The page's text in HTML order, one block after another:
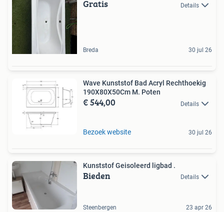
Gratis Details
Breda 30 jul 26
Wave Kunststof Bad Acryl Rechthoekig
190X80X50Cm M. Poten
€ 544,00 Details
Bezoek website 30 jul 26
Kunststof Geisoleerd ligbad .
Bieden Details
Steenbergen 23 apr 26